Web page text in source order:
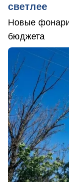
светлее
Новые фонари
бюджета